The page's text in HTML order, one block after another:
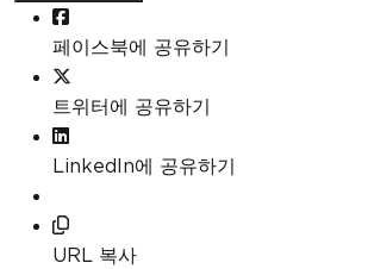
페이스북에 공유하기
트위터에 공유하기
LinkedIn에 공유하기
URL 복사